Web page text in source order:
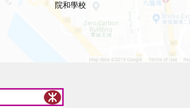
院和學校